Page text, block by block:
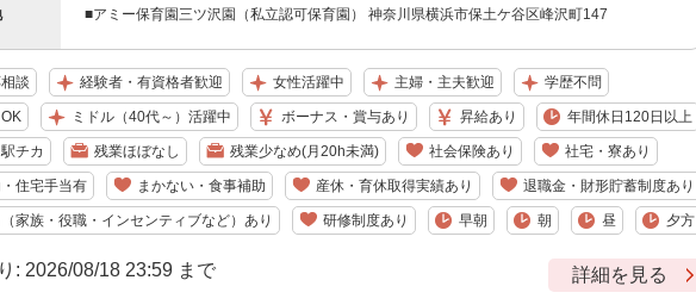
■アミー保育園三ツ沢園（私立認可保育園） 神奈川県横浜市保土ケ谷区峰沢町147
談 経験者・有資格者歓迎 女性活躍中 主婦・主夫歓迎 学歴不問
ミドル（40代～）活躍中 ボーナス・賞与あり 昇給あり 年間休日120日以上
チカ 残業ほぼなし 残業少なめ(月20h未満) 社会保険あり 社宅・寮あり
住宅手当有 まかない・食事補助 産休・育休取得実績あり 退職金・財形貯蓄制度あり
家族・役職・インセンティブなど）あり 研修制度あり 早朝 朝 昼 夕方
: 2026/08/18 23:59 まで 詳細を見る